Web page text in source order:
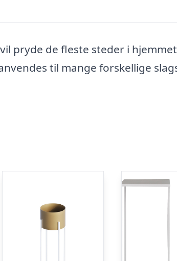
pryde de fleste steder i
til mange forskellige